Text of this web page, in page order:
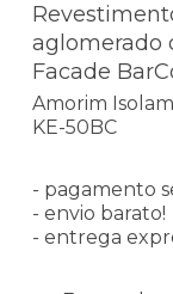
aglomerado
Facade
Amorim
KE-50BC
- pagamento
- envio barato!
- entrega